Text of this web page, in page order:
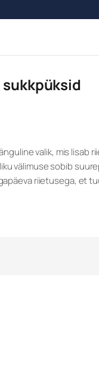
valik, mis lisab
välimuse sobib
riietusega, et